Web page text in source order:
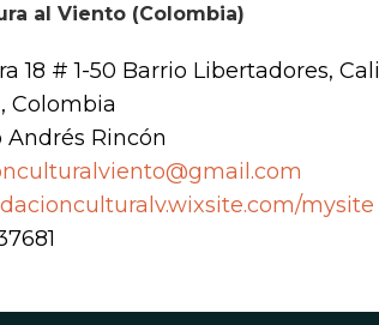
al Viento (Colombia)
18 # 1-50 Barrio Libertadores, Cali
Colombia
Andrés Rincón
mysite